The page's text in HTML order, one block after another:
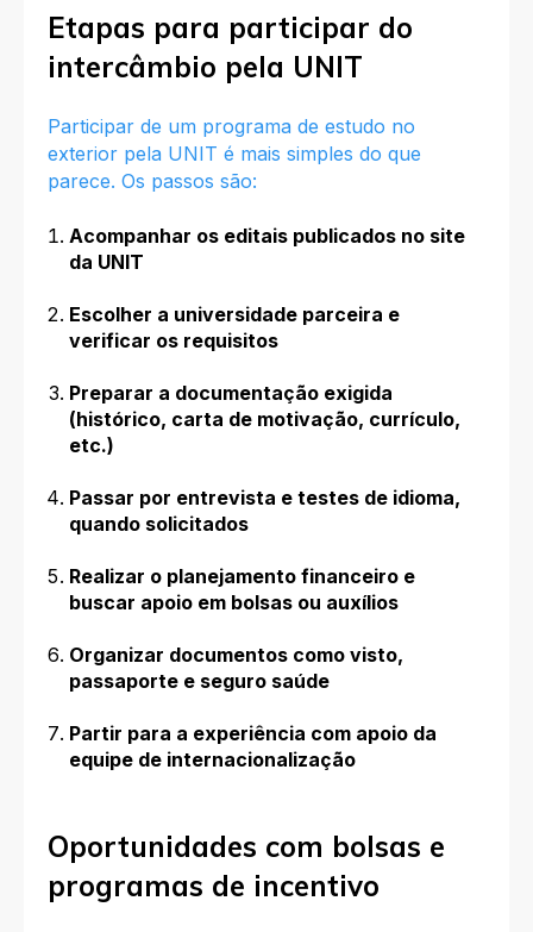
Etapas para participar do
intercâmbio pela UNIT
Participar de um programa de estudo no
exterior pela UNIT é mais simples do que
parece. Os passos são:
Acompanhar os editais publicados no site
da UNIT
Escolher a universidade parceira e
verificar os requisitos
Preparar a documentação exigida
(histórico, carta de motivação, currículo,
etc.)
Passar por entrevista e testes de idioma,
quando solicitados
Realizar o planejamento financeiro e
buscar apoio em bolsas ou auxílios
Organizar documentos como visto,
passaporte e seguro saúde
Partir para a experiência com apoio da
equipe de internacionalização
Oportunidades com bolsas e
programas de incentivo